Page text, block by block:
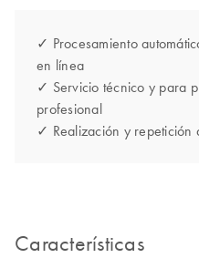
✓ Procesamiento
en línea
✓ Servicio técnico y para
profesional
✓ Realización y repetición
Características